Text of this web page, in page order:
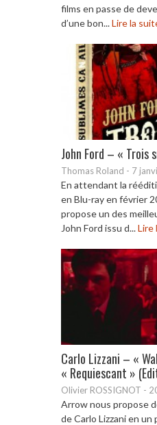
films en passe de
d’une bon...Lire la
John Ford – « Trois
Thomas Roland - 7
En attendant la
en Blu-ray en février
propose un des
John Ford issu d...Lire
Carlo Lizzani – «
« Requiescant »
Olivier ROSSIGNOT -
Arrow nous propose
de Carlo Lizzani en